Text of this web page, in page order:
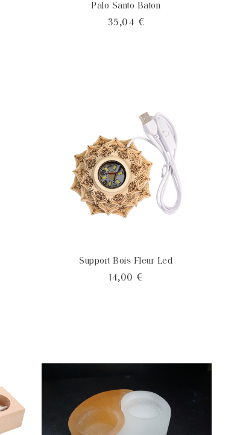
Palo Santo Baton
35,04 €
Support Bois Fleur Led
14,00 €